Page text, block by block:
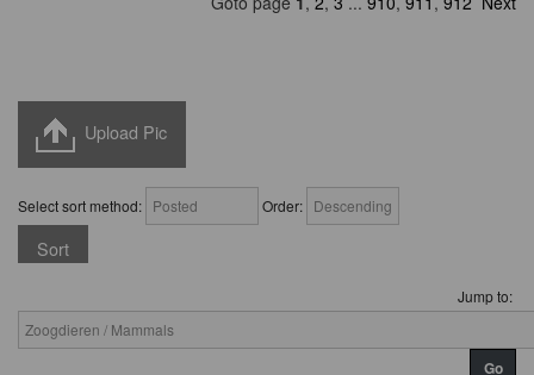
Upload Pic
Select sort method: Order:
Jump to: